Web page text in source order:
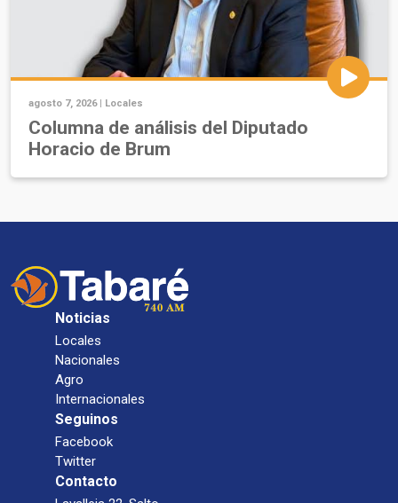
agosto 7, 2026 | Locales
Columna de análisis del Diputado
Horacio de Brum
Noticias
Locales
Nacionales
Agro
Internacionales
Seguinos
Facebook
Twitter
Contacto